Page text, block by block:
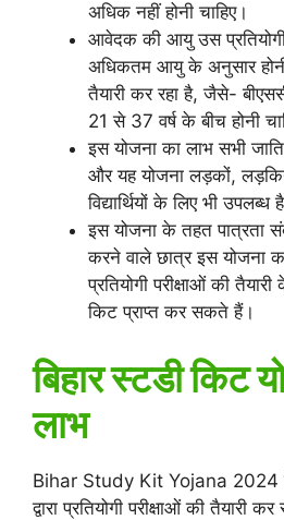
अधिक नहीं होनी चाहिए।
आवेदक की आयु उस प्रतियोगी
अधिकतम आयु के अनुसार
तैयारी कर रहा है, जैसे-
21 से 37 वर्ष के बीच होनी
इस योजना का लाभ सभी
और यह योजना लड़कों,
विद्यार्थियों के लिए भी उपलब्ध
इस योजना के तहत पात्रता
करने वाले छात्र इस योजना
प्रतियोगी परीक्षाओं की
किट प्राप्त कर सकते हैं।
बिहार स्टडी किट
लाभ
Bihar Study Kit Yojana 2024 के
द्वारा प्रतियोगी परीक्षाओं की तैयारी